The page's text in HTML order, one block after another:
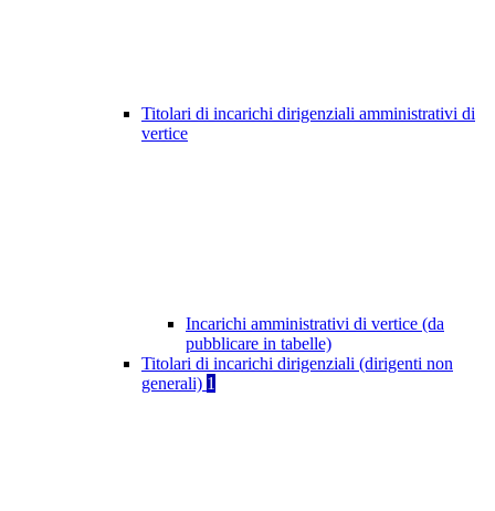
Titolari di incarichi dirigenziali amministrativi di
vertice
Incarichi amministrativi di vertice (da
pubblicare in tabelle)
Titolari di incarichi dirigenziali (dirigenti non
generali) 1